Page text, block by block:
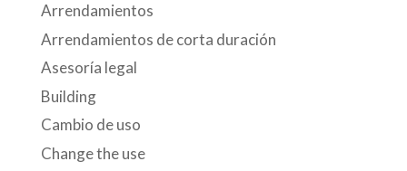
Arrendamientos
Arrendamientos de corta duración
Asesoría legal
Building
Cambio de uso
Change the use